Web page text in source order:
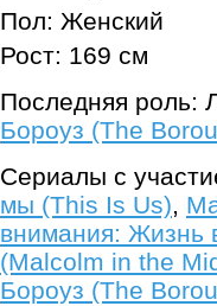
Пол: Женский
Рост: 169 см
Последняя роль:
Бороуз (The
Сериалы с
мы (This Is Us),
внимания: Жизнь
(Malcolm in the
Бороуз (The